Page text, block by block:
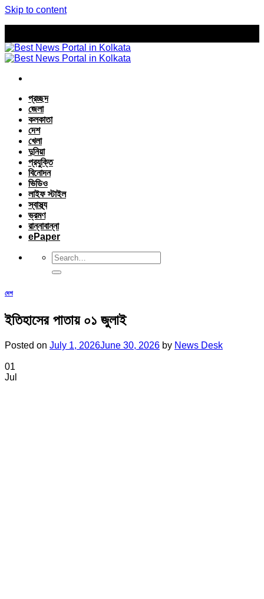
Skip to content
প্রচ্ছদ
জেলা
কলকাতা
দেশ
খেলা
দুনিয়া
প্রযুক্তি
বিনোদন
ভিডিও
লাইফ স্টাইল
স্বাস্থ্য
ভ্রমণ
রান্নাবান্না
ePaper
দেশ
ইতিহাসের পাতায় ০১ জুলাই
Posted on July 1, 2026June 30, 2026 by News Desk
01
Jul